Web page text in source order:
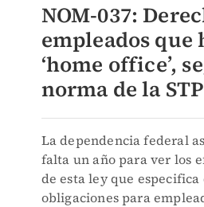
NOM-037:
empleados que
‘home office’,
norma de la
La dependencia federal
falta un año para ver los
de esta ley que especifica
obligaciones para